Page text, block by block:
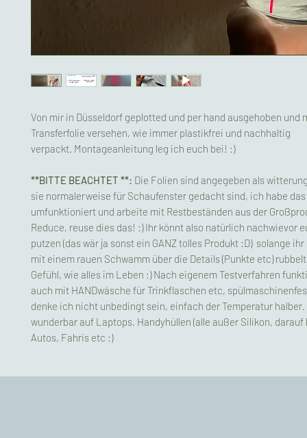
Von mir in Düsseldorf geplotted und per hand ausgehoben und
Transferfolie versehen, wie immer plastikfrei und nachhaltig
verpackt. Montageanleitung leg ich euch bei! :)
**BITTE BEACHTET **: Die Folien sind angegeben als
sie normalerweise für Schaufenster gedacht sind, ich habe das
umfunktioniert und arbeite mit Restbeständen aus der
Reduce, reuse dies das! :) Ihr könnt also natürlich nachwievor
putzen (das wär ja sonst ein GANZ tolles Produkt :D) solange
mit einem rauen Schwamm über die Details (Punkte etc)
Gefühl, wie alles im Leben ;) Nach eigenem Testverfahren
auch mit HANDwäsche für Trinkflaschen etc,
denke ich nicht unbedingt sein, einfach der Temperatur halber.
wunderbar auf Laptops, Handyhüllen (alle außer Silikon, darauf
Autos, Fahris etc :)